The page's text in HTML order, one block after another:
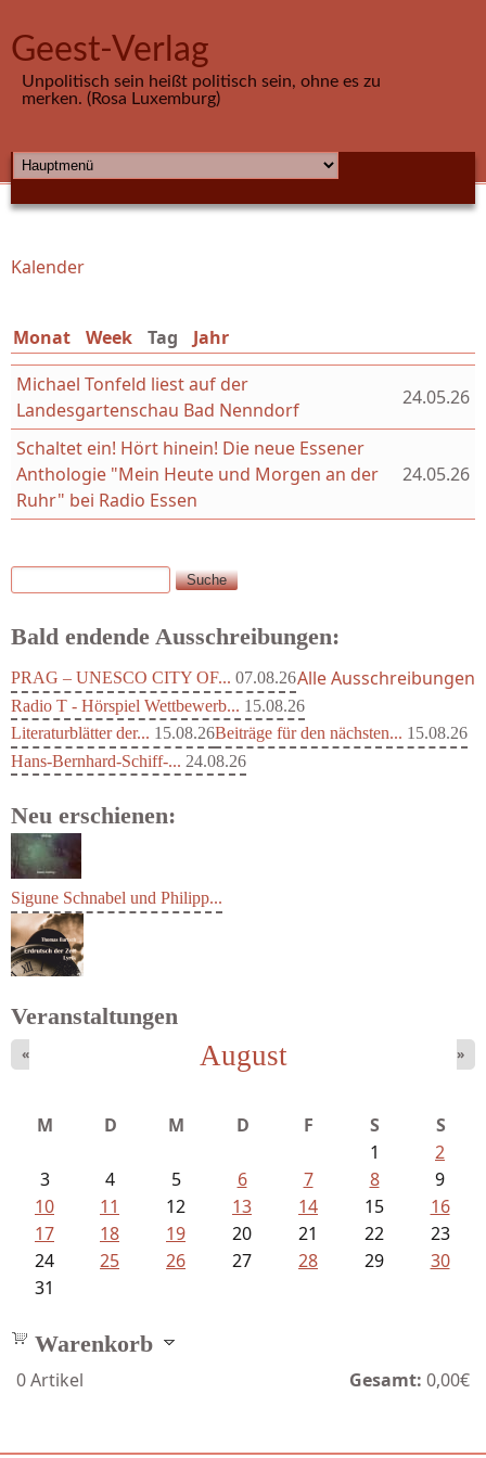
Geest-Verlag
Unpolitisch sein heißt politisch sein, ohne es zu
merken. (Rosa Luxemburg)
HAUPTMENÜ
Sie sind hier
Kalender
Monat Week Tag (aktiver Reiter)
Jahr
Michael Tonfeld liest auf der
Landesgartenschau Bad Nenndorf
24.05.26
Schaltet ein! Hört hinein! Die neue Essener
Anthologie "Mein Heute und Morgen an der
Ruhr" bei Radio Essen
24.05.26
Suchformular
Suche
Bald endende Ausschreibungen:
PRAG – UNESCO CITY OF... 07.08.26
Radio T - Hörspiel Wettbewerb... 15.08.26
Literaturblätter der... 15.08.26Beiträge für den nächsten... 15.08.26
Hans-Bernhard-Schiff-... 24.08.26
Alle Ausschreibungen
Neu erschienen:
Bartsch, Thomas - Erdrutsch der...
Sigune Schnabel und Philipp...
Veranstaltungen
August
« »
M D M D F S
S
1
2
3
4 5 6 7 8
9
10
11 12 13 14 15
16
17
18 19 20 21 22
23
24
25 26 27 28 29
30
31
Warenkorb
0Artikel Gesamt: 0,00€